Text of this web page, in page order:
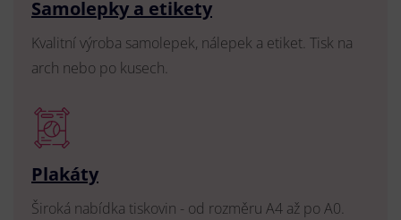
Samolepky a etikety
Kvalitní výroba samolepek, nálepek a etiket. Tisk na
arch nebo po kusech.
Plakáty
Široká nabídka tiskovin - od rozměru A4 až po A0.